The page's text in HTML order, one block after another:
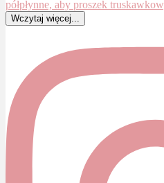
Wczytaj więcej...